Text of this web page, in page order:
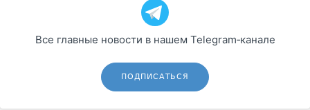
Все главные новости в нашем Telegram‑канале
ПОДПИСАТЬСЯ